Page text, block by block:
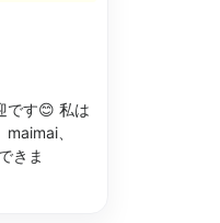
です😊 私は
、
きま